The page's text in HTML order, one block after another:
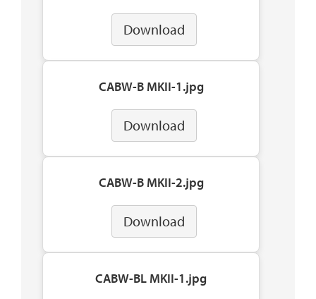
Download
CABW-B MKII-1.jpg
Download
CABW-B MKII-2.jpg
Download
CABW-BL MKII-1.jpg